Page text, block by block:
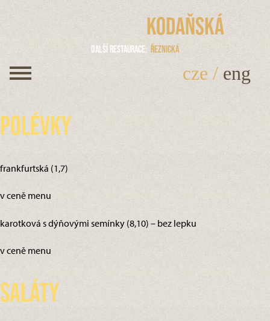
Kodaňská
Další restaurace Řeznická
cze / eng
Polévky
frankfurtská (1,7)
v ceně menu
karotková s dýňovými semínky (8,10) – bez lepku
v ceně menu
Saláty